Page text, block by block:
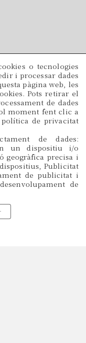
o tecnologies
i processar dades
pàgina web, les
Pots retirar el
de dades
moment fent clic a
de privacitat
de dades:
un dispositiu i/o
geogràfica precisa i
Publicitat
de publicitat i
de